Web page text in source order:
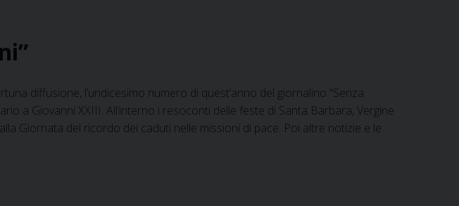
diffusione, l’undicesimo numero di quest’anno del giornalino “Senza
a Giovanni XXIII. All’interno i resoconti delle feste di Santa Barbara, Vergine
Giornata del ricordo dei caduti nelle missioni di pace. Poi altre notizie e le